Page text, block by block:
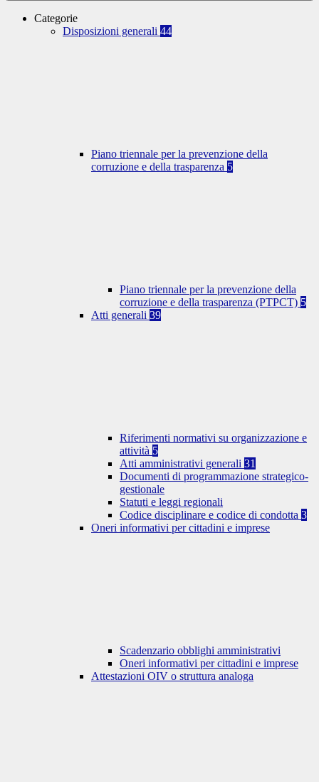
Categorie
Disposizioni generali 44
Piano triennale per la prevenzione della
corruzione e della trasparenza 5
Piano triennale per la prevenzione della
corruzione e della trasparenza (PTPCT) 5
Atti generali 39
Riferimenti normativi su organizzazione e
attività 5
Atti amministrativi generali 31
Documenti di programmazione strategico-
gestionale
Statuti e leggi regionali
Codice disciplinare e codice di condotta 3
Oneri informativi per cittadini e imprese
Scadenzario obblighi amministrativi
Oneri informativi per cittadini e imprese
Attestazioni OIV o struttura analoga